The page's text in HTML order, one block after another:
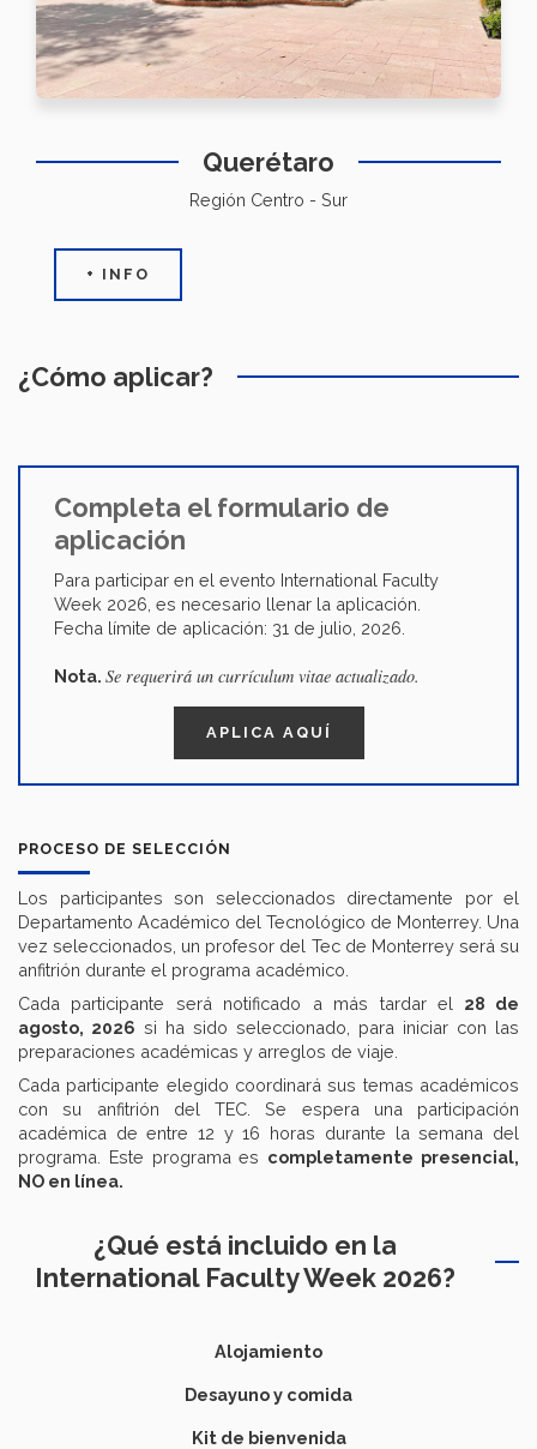
Querétaro
Región Centro - Sur
+ INFO
¿Cómo aplicar?
Completa el formulario de
aplicación
Para participar en el evento International Faculty
Week 2026, es necesario llenar la aplicación.
Fecha límite de aplicación: 31 de julio, 2026.
Nota. Se requerirá un currículum vitae actualizado.
APLICA AQUÍ
PROCESO DE SELECCIÓN
Los participantes son seleccionados directamente por el
Departamento Académico del Tecnológico de Monterrey. Una
vez seleccionados, un profesor del Tec de Monterrey será su
anfitrión durante el programa académico.
Cada participante será notificado a más tardar el
28 de
agosto, 2026 si ha sido seleccionado, para iniciar con las
preparaciones académicas y arreglos de viaje.
Cada participante elegido coordinará sus temas académicos
con su anfitrión del TEC. Se espera una participación
académica de entre 12 y 16 horas durante la semana del
programa. Este programa es completamente presencial,
NO en línea.
¿Qué está incluido en la
International Faculty Week 2026?
Alojamiento
Desayuno y comida
Kit de bienvenida